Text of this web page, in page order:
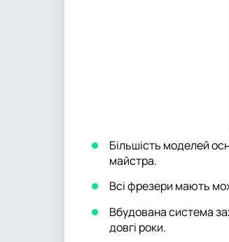
Більшість моделей
майстра.
Всі фрезери мають
Вбудована система
довгі роки.